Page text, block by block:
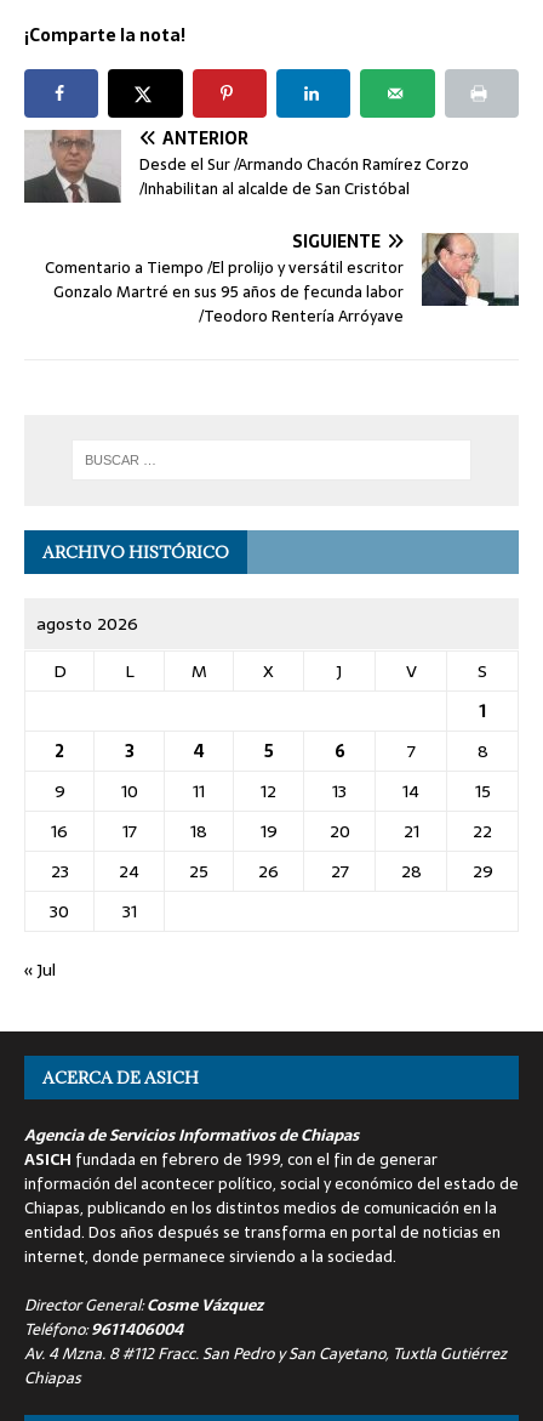
¡Comparte la nota!
ANTERIOR
Desde el Sur /Armando Chacón Ramírez Corzo
/Inhabilitan al alcalde de San Cristóbal
SIGUIENTE
Comentario a Tiempo /El prolijo y versátil escritor
Gonzalo Martré en sus 95 años de fecunda labor
/Teodoro Rentería Arróyave
ARCHIVO HISTÓRICO
agosto 2026
D
L M X J V
S
1
2
3 4 5 6 7
8
9
10 11 12 13 14
15
16
17 18 19 20 21
22
23
24 25 26 27 28
29
30
31
« Jul
ACERCA DE ASICH
Agencia de Servicios Informativos de Chiapas
ASICH fundada en febrero de 1999, con el fin de generar
información del acontecer político, social y económico del estado de
Chiapas, publicando en los distintos medios de comunicación en la
entidad. Dos años después se transforma en portal de noticias en
internet, donde permanece sirviendo a la sociedad.
Director General:Cosme Vázquez
Teléfono:9611406004
Av. 4 Mzna. 8 #112 Fracc. San Pedro y San Cayetano, Tuxtla Gutiérrez
Chiapas